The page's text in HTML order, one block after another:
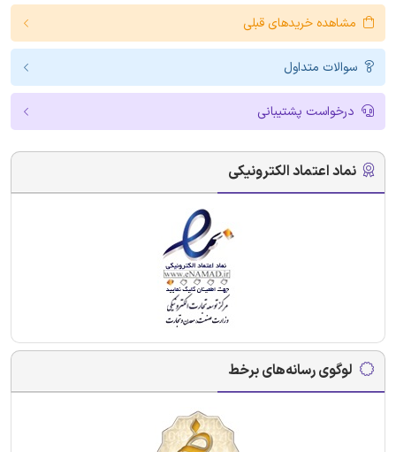
مشاهده خریدهای قبلی
سوالات متداول
درخواست پشتیبانی
نماد اعتماد الکترونیکی
لوگوی رسانه‌های برخط